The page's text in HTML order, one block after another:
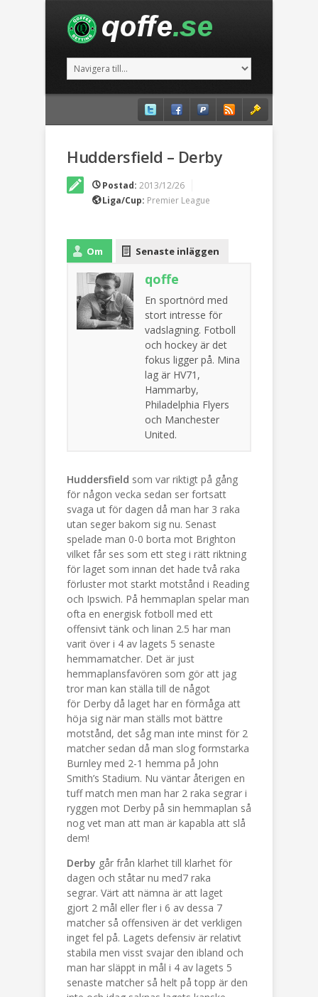
Huddersfield – Derby
Postad: 2013/12/26
Liga/Cup: Premier League
Om Senaste inläggen
qoffe
En sportnörd med
stort intresse för
vadslagning. Fotboll
och hockey är det
fokus ligger på. Mina
lag är HV71,
Hammarby,
Philadelphia Flyers
och Manchester
United.
Huddersfield som var riktigt på gång
för någon vecka sedan ser fortsatt
svaga ut för dagen då man har 3 raka
utan seger bakom sig nu. Senast
spelade man 0-0 borta mot Brighton
vilket får ses som ett steg i rätt riktning
för laget som innan det hade två raka
förluster mot starkt motstånd i Reading
och Ipswich. På hemmaplan spelar man
ofta en energisk fotboll med ett
offensivt tänk och linan 2.5 har man
varit över i 4 av lagets 5 senaste
hemmamatcher. Det är just
hemmaplansfavören som gör att jag
tror man kan ställa till de något
för Derby då laget har en förmåga att
höja sig när man ställs mot bättre
motstånd, det såg man inte minst för 2
matcher sedan då man slog formstarka
Burnley med 2-1 hemma på John
Smith’s Stadium. Nu väntar återigen en
tuff match men man har 2 raka segrar i
ryggen mot Derby på sin hemmaplan så
nog vet man att man är kapabla att slå
dem!
Derby går från klarhet till klarhet för
dagen och ståtar nu med7 raka
segrar. Värt att nämna är att laget
gjort 2 mål eller fler i 6 av dessa 7
matcher så offensiven är det verkligen
inget fel på. Lagets defensiv är relativt
stabila men visst svajar den ibland och
man har släppt in mål i 4 av lagets 5
senaste matcher så helt på topp är den